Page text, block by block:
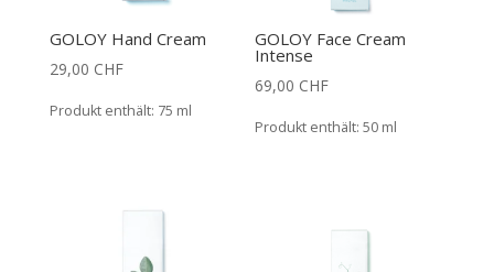
GOLOY Hand Cream
29,00 CHF
Produkt enthält: 75 ml
GOLOY Face Cream
Intense
69,00 CHF
Produkt enthält: 50 ml